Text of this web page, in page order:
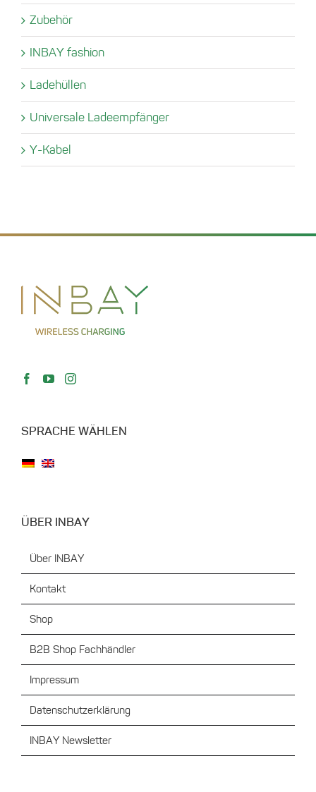
Zubehör
INBAY fashion
Ladehüllen
Universale Ladeempfänger
Y-Kabel
SPRACHE WÄHLEN
ÜBER INBAY
Über INBAY
Kontakt
Shop
B2B Shop Fachhändler
Impressum
Datenschutzerklärung
INBAY Newsletter